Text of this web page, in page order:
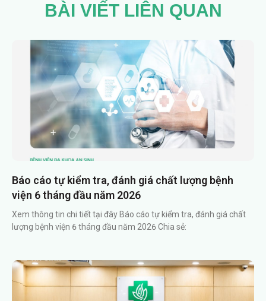
BÀI VIẾT LIÊN QUAN
Báo cáo tự kiểm tra, đánh giá chất lượng bệnh
viện 6 tháng đầu năm 2026
Xem thông tin chi tiết tại đây Báo cáo tự kiểm tra, đánh giá chất
lượng bệnh viện 6 tháng đầu năm 2026 Chia sẻ: